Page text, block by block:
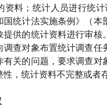
资料；统计人员进行统
国统计法实施条例》（
提供的统计资料进行审
调查对象布置统计调查
有关的问题，要求调查
性，统计资料不完整或